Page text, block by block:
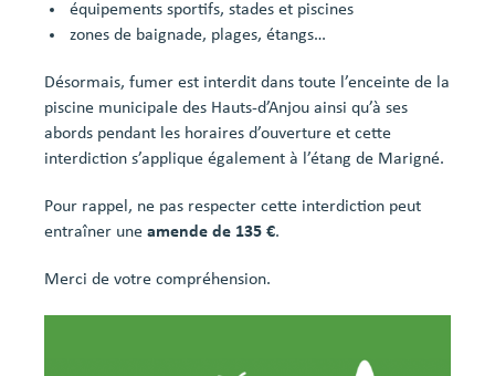
équipements sportifs, stades et piscines
zones de baignade, plages, étangs…
Désormais, fumer est interdit dans toute l’enceinte de la
piscine municipale des Hauts-d’Anjou ainsi qu’à ses
abords pendant les horaires d’ouverture et cette
interdiction s’applique également à l’étang de Marigné.
Pour rappel, ne pas respecter cette interdiction peut
entraîner une amende de 135 €.
Merci de votre compréhension.